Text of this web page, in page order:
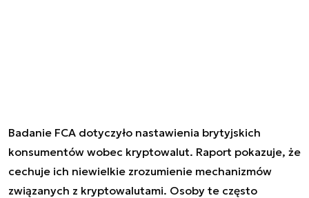
Badanie FCA dotyczyło nastawienia brytyjskich
konsumentów wobec kryptowalut. Raport pokazuje, że
cechuje ich niewielkie zrozumienie mechanizmów
związanych z kryptowalutami. Osoby te często